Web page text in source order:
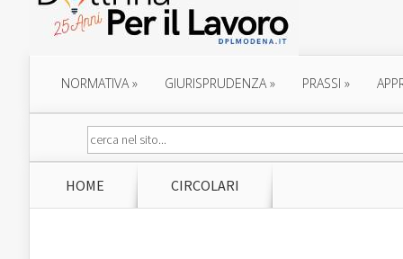
NORMATIVA» GIURISPRUDENZA» PRASSI »
HOME CIRCOLARI